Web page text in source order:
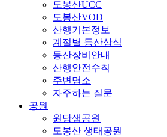
도봉산UCC
도봉산VOD
산행기본정보
계절별 등산상식
등산장비안내
산행안전수칙
주변명소
자주하는 질문
공원
원당샘공원
도봉산 생태공원